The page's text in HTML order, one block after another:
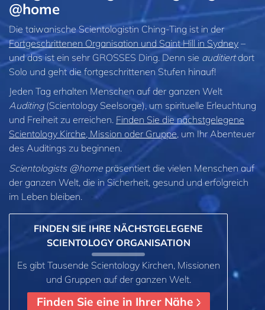
@home
Die taiwanische Scientologistin Ching-Ting ist in der
Fortgeschrittenen Organisation und Saint Hill in Sydney –
und das ist ein sehr GROSSES Ding. Denn sie auditiertdort
Solo und geht die fortgeschrittenen Stufen hinauf!
Jeden Tag erhalten Menschen auf der ganzen Welt
Auditing(Scientology Seelsorge), um spirituelle Erleuchtung
und Freiheit zu erreichen. Finden Sie die nächstgelegene
Scientology Kirche, Mission oder Gruppe, um Ihr Abenteuer
des Auditings zu beginnen.
Scientologists @homepräsentiert die vielen Menschen auf
der ganzen Welt, die in Sicherheit, gesund und erfolgreich
im Leben bleiben.
FINDEN SIE IHRE NÄCHSTGELEGENE
SCIENTOLOGY ORGANISATION
Es gibt Tausende Scientology Kirchen, Missionen
und Gruppen auf der ganzen Welt.
Finden Sie eine in Ihrer Nähe